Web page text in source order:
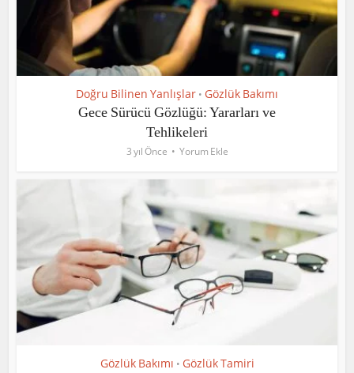
Doğru Bilinen Yanlışlar • Gözlük Bakımı
Gece Sürücü Gözlüğü: Yararları ve
Tehlikeleri
3 yıl Önce Yorum Ekle
Gözlük Bakımı • Gözlük Tamiri